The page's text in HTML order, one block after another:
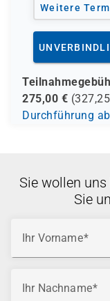
Weitere
275,00 € (327,25
Durchführung
Sie wollen
Sie
Ihr Vorname
Ihr Nachname